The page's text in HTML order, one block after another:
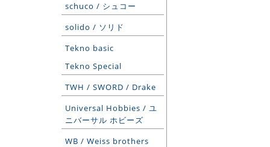
schuco / シュコー
solido / ソリド
Tekno basic
Tekno Special
TWH / SWORD / Drake
Universal Hobbies / ユ
ニバーサル ホビーズ
WB / Weiss brothers